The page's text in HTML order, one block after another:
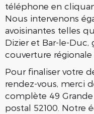
téléphone en
Nous intervenons
avoisinantes telles
Dizier et Bar-le-Duc,
couverture régionale
Pour finaliser votre
rendez-vous, merci
complète 49
postal 52100. Notre